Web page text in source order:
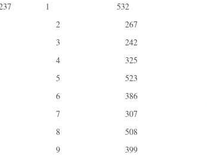
l 532
2 267
3 242
4 325
5 523
6 386
7 307
8 508
9 399